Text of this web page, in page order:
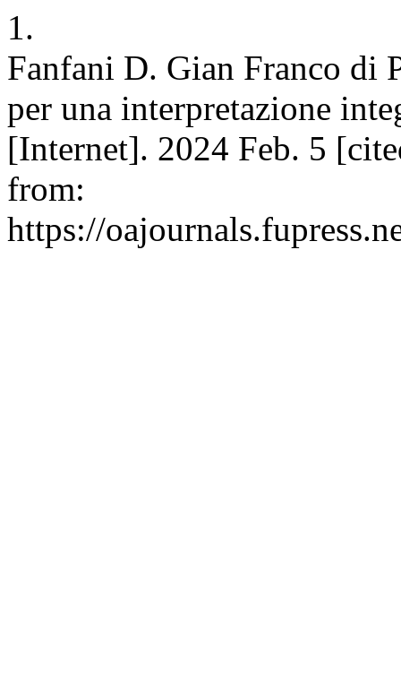
1.
Fanfani D. Gian Franco di
per una interpretazione
[Internet]. 2024 Feb. 5
from:
https://